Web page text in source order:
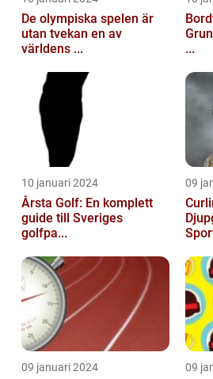
De olympiska spelen är
utan tvekan en av
världens ...
...
10 januari 2024
Årsta Golf: En komplett
guide till Sveriges
golfpa...
09
09 januari 2024 09